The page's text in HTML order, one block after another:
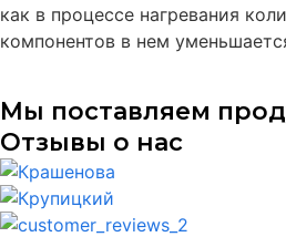
как в процессе нагревания
компонентов в нем
Мы поставляем
Отзывы о нас